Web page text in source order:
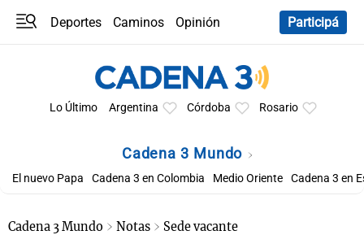
Deportes Caminos
Opinión
Participá
Lo Último Argentina Córdoba Rosario
Cadena 3 Mundo
El nuevo Papa Cadena 3 en Colombia Medio Oriente Cadena 3 en
Cadena 3 Mundo Notas Sede vacante